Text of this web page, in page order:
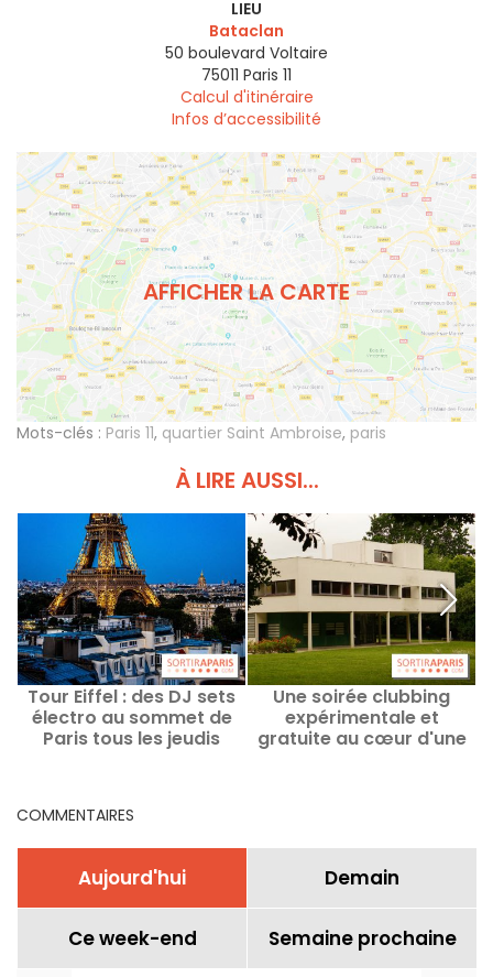
LIEU
Bataclan
50 boulevard Voltaire
75011 Paris 11
Calcul d'itinéraire
Infos d’accessibilité
AFFICHER LA CARTE
Mots-clés : Paris 11, quartier Saint Ambroise, paris
À LIRE AUSSI...
Tour Eiffel : des DJ sets
électro au sommet de
Paris tous les jeudis
Une soirée clubbing
expérimentale et
gratuite au cœur d'une
COMMENTAIRES
Aujourd'hui Demain
Ce week-end Semaine prochaine